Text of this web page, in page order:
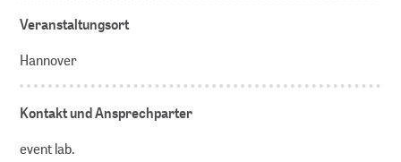
Veranstaltungsort
Hannover
Kontakt und Ansprechparter
event lab.